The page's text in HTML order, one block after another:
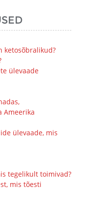
ketosõbralikud?
ülevaade
Ameerika
ülevaade, mis
tegelikult toimivad?
mis tõesti